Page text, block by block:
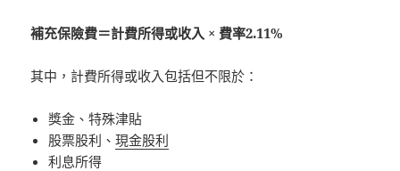
補充保險費＝計費所得或收入 × 費率2.11%
其中，計費所得或收入包括但不限於：
獎金、特殊津貼
股票股利、現金股利
利息所得